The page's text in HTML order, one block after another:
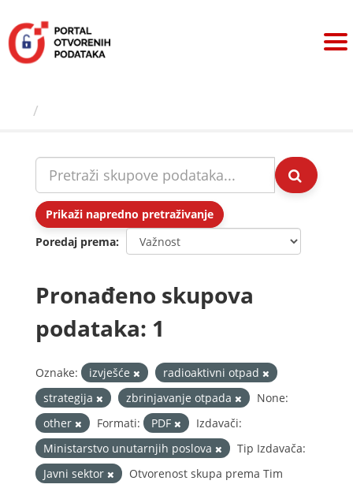
sadržaj
Prikaži napredno pretraživanje
Poredaj prema
Pronađeno skupova
podataka: 1
Oznake: izvješće
radioaktivni otpad
strategija
zbrinjavanje otpada
None:
other
Formati: PDF
Izdavači:
Ministarstvo unutarnjih poslova
Tip Izdavača:
Javni sektor
Otvorenost skupa prema Tim